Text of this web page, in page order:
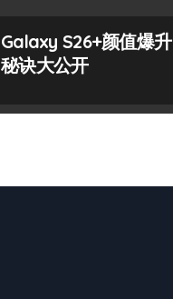
Galaxy S26+颜值爆升
秘诀大公开